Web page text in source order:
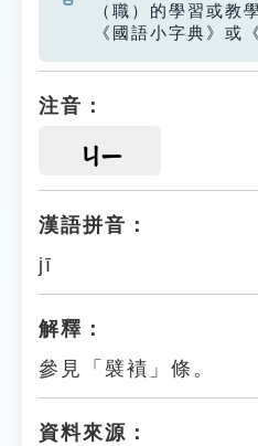
（職）的學習或教
《國語小字典》或
注音：
ㄐㄧ
漢語拼音：
jī
解釋：
參見「襞襀」條。
資料來源：